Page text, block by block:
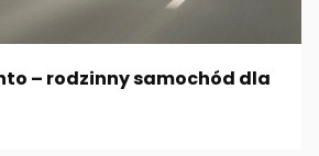
– rodzinny samochód dla